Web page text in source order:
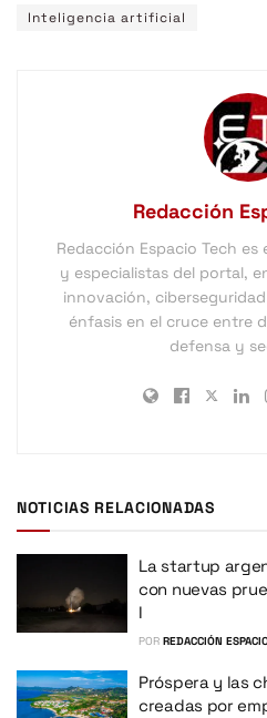
Inteligencia artificial
Redacción
Redacción Espacio Tech
y especialistas del portal,
innovación,
énfasis en el cruce entre
defensa y
NOTICIAS RELACIONADAS
La startup
con nuevas
I
POR REDACCIÓN
Próspera y las
creadas por